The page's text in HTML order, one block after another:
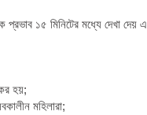
১৫ মিনিটের মধ্যে দেখা দেয়
হয়;
মহিলারা;